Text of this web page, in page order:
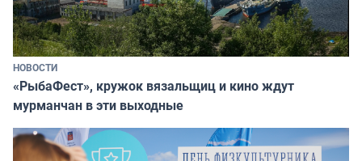
НОВОСТИ
«РыбаФест», кружок вязальщиц и кино ждут
мурманчан в эти выходные